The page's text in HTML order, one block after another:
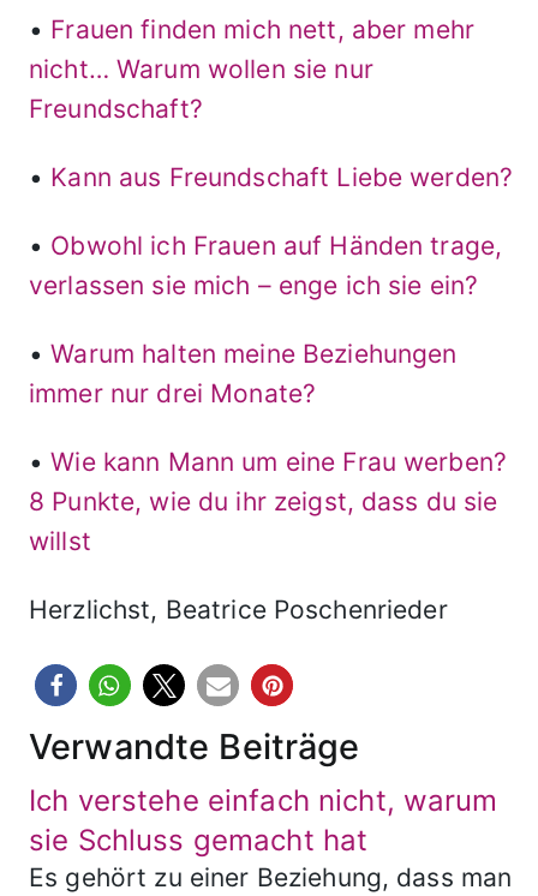
• Frauen finden mich nett, aber mehr
nicht… Warum wollen sie nur
Freundschaft?
• Kann aus Freundschaft Liebe werden?
• Obwohl ich Frauen auf Händen trage,
verlassen sie mich – enge ich sie ein?
•Warum halten meine Beziehungen
immer nur drei Monate?
•Wie kann Mann um eine Frau werben?
8 Punkte, wie du ihr zeigst, dass du sie
willst
Herzlichst, Beatrice Poschenrieder
Verwandte Beiträge
Ich verstehe einfach nicht, warum
sie Schluss gemacht hat
Es gehört zu einer Beziehung, dass man